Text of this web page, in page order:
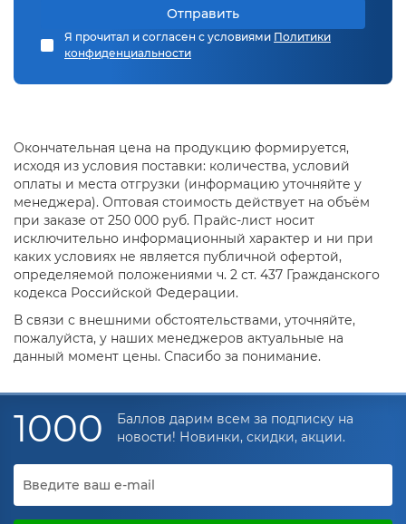
Отправить
Я прочитал и согласен с условиями Политики
конфиденциальности
Окончательная цена на продукцию формируется,
исходя из условия поставки: количества, условий
оплаты и места отгрузки (информацию уточняйте у
менеджера). Оптовая стоимость действует на объём
при заказе от 250 000 руб. Прайс-лист носит
исключительно информационный характер и ни при
каких условиях не является публичной офертой,
определяемой положениями ч. 2 ст. 437 Гражданского
кодекса Российской Федерации.
В связи с внешними обстоятельствами, уточняйте,
пожалуйста, у наших менеджеров актуальные на
данный момент цены. Спасибо за понимание.
1000
Баллов дарим всем за подписку на
новости! Новинки, скидки, акции.